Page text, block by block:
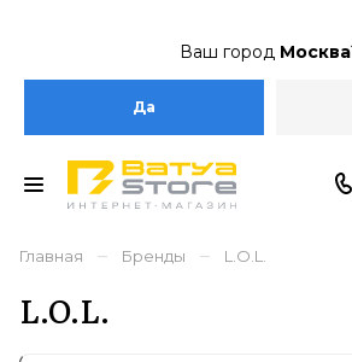
Ваш город Москва
Да
Главная – Бренды – L.O.L.
L.O.L.